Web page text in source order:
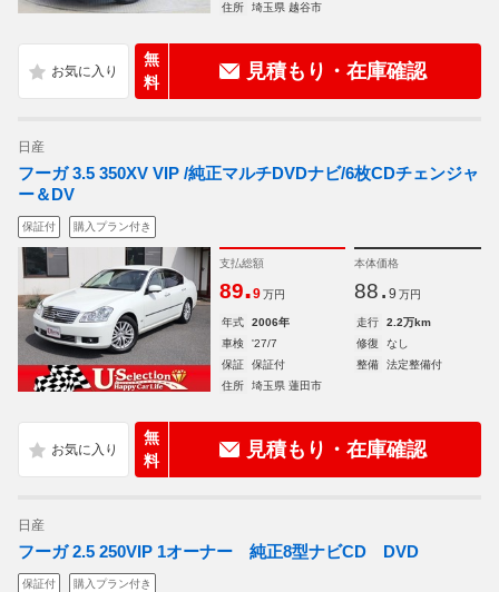
住所
埼玉県 越谷市
無
料
見積もり・在庫確認
日産
フーガ 3.5 350XV VIP /純正マルチDVDナビ/6枚CDチェンジャ
ー＆DV
保証付 購入プラン付き
支払総額
89.9 万円
本体価格
88. 9 万円
年式 2006年 走行
2.2万km
車検
'27/7 修復
なし
保証
保証付 整備
法定整備付
住所
埼玉県 蓮田市
無
料
見積もり・在庫確認
日産
フーガ 2.5 250VIP 1オーナー 純正8型ナビCD DVD
保証付 購入プラン付き